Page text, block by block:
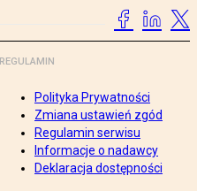
REGULAMIN
Polityka Prywatności
Zmiana ustawień zgód
Regulamin serwisu
Informacje o nadawcy
Deklaracja dostępności